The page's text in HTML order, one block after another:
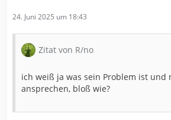
24. Juni 2025 um 18:43
Zitat von R/no
ich weiß ja was sein Problem ist und
ansprechen, bloß wie?